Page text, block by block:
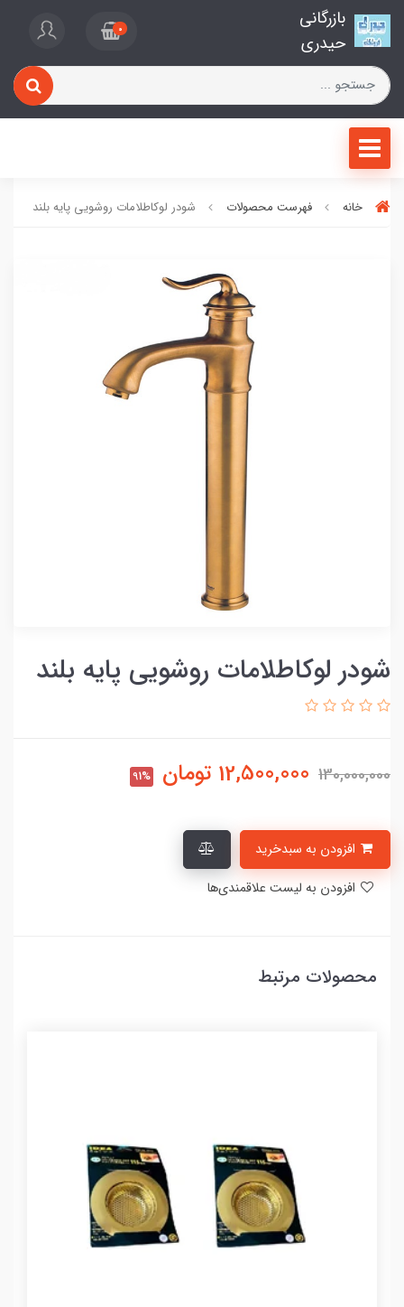
بازرگانی
حیدری
0
خانه فهرست محصولات شودر لوکاطلامات روشویی پایه بلند
شودر لوکاطلامات روشویی پایه بلند
130,000,000
12,500,000 تومان 91%
محصولات مرتبط